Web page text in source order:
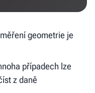
geometrie je
případech lze
z daně